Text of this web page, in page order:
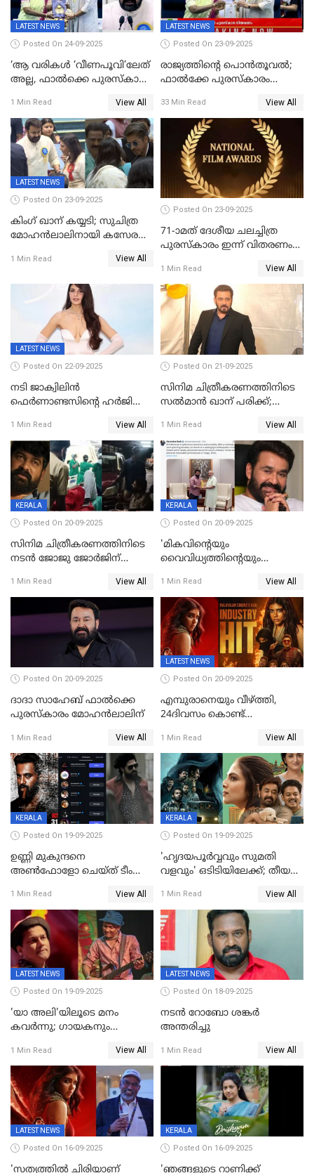
LATEST NEWS
Posted On 24-09-2025
‘ആ വരികള്‍ ‘വീണപൂവി’ലേത്
അല്ല, ഫാൽക്കെ പുരസ്‌കാരം
മോഹന്‍ലാല്‍ ഉദ്ധരിച്ച
വരികളെ ചൊല്ലി
സാമൂഹികമാധ്യമങ്ങളില്‍
ചര്‍ച്ച
1 Min Read View All
LATEST NEWS
Posted On 23-09-2025
രാജ്യത്തിന്റെ പൊൻതൂവൽ;
ഫാൽക്കേ പുരസ്കാരം
സിനിമ ആത്മാവിന്റെ
സ്പന്ദനമെന്ന് ലാൽ;
ഉർവശിക്കും വിജയരാഘവനും
ദേശീയ അവാർഡ്
33 Min Read View All
LATEST NEWS
Posted On 23-09-2025
കിംഗ് ഖാന് കയ്യടി; സുചിത്ര
മോഹൻലാലിനായി കസേര
ഖാൻ
1 Min Read View All
Posted On 23-09-2025
71-ാമത് ദേശീയ ചലച്ചിത്ര
പുരസ്‌കാരം ഇന്ന് വിതരണം
1 Min Read View All
LATEST NEWS
Posted On 22-09-2025
നടി ജാക്വിലിന്‍
ഫെര്‍ണാണ്ടസിന്റെ ഹര്‍ജി
1 Min Read View All
Posted On 21-09-2025
സിനിമ ചിത്രീകരണത്തിനിടെ
സൽമാൻ ഖാന് പരിക്ക്;
മുംബൈയിലേക്ക് മടങ്ങി
1 Min Read View All
KERALA
Posted On 20-09-2025
സിനിമ ചിത്രീകരണത്തിനിടെ
നടൻ ജോജു ജോർജിന്
പറമ്പോലും ഈ സമയം
ജീപ്പിൽ
1 Min Read View All
KERALA
Posted On 20-09-2025
'മികവിന്റെയും
വൈവിധ്യത്തിന്റെയും
അഭിനന്ദിച്ച് പ്രധാനമന്ത്രി
1 Min Read View All
Posted On 20-09-2025
ദാദാ സാഹേബ് ഫാൽക്കെ
പുരസ്‌കാരം മോഹൻലാലിന്
1 Min Read View All
LATEST NEWS
Posted On 20-09-2025
എമ്പുരാനെയും വീഴ്ത്തി,
24ദിവസം കൊണ്ട്
ഇൻഡസ്ട്രി ഹിറ്റ്;
റെക്കോർഡുമായി ലോക
1 Min Read View All
KERALA
Posted On 19-09-2025
ഉണ്ണി മുകുന്ദനെ
അൺഫോളോ ചെയ്ത് ടീം
മാർക്കോയിൽ യാഷ്,
പൃഥ്വിരാജ്,
മമ്മുട്ടി,മോഹൻലാൽ..ചർച്ചകളുമായി
സൈബർലോകവും
1 Min Read View All
KERALA
Posted On 19-09-2025
'ഹൃദയപൂര്‍വ്വവും സുമതി
വളവും' ഒടിടിയിലേക്ക്; തീയതി
1 Min Read View All
LATEST NEWS
Posted On 19-09-2025
'യാ അലി'യിലൂടെ മനം
കവർന്നു; ഗായകനും
അന്തരിച്ചു
1 Min Read View All
LATEST NEWS
Posted On 18-09-2025
നടൻ റോബോ ശങ്കർ
അന്തരിച്ചു
1 Min Read View All
LATEST NEWS
Posted On 16-09-2025
'സത്യത്തിൽ ചിരിയാണ്
KERALA
Posted On 16-09-2025
'ഞങ്ങളുടെ റാണിക്ക്